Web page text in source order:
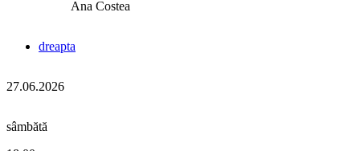
Ana Costea
dreapta
27.06.2026
sâmbătă